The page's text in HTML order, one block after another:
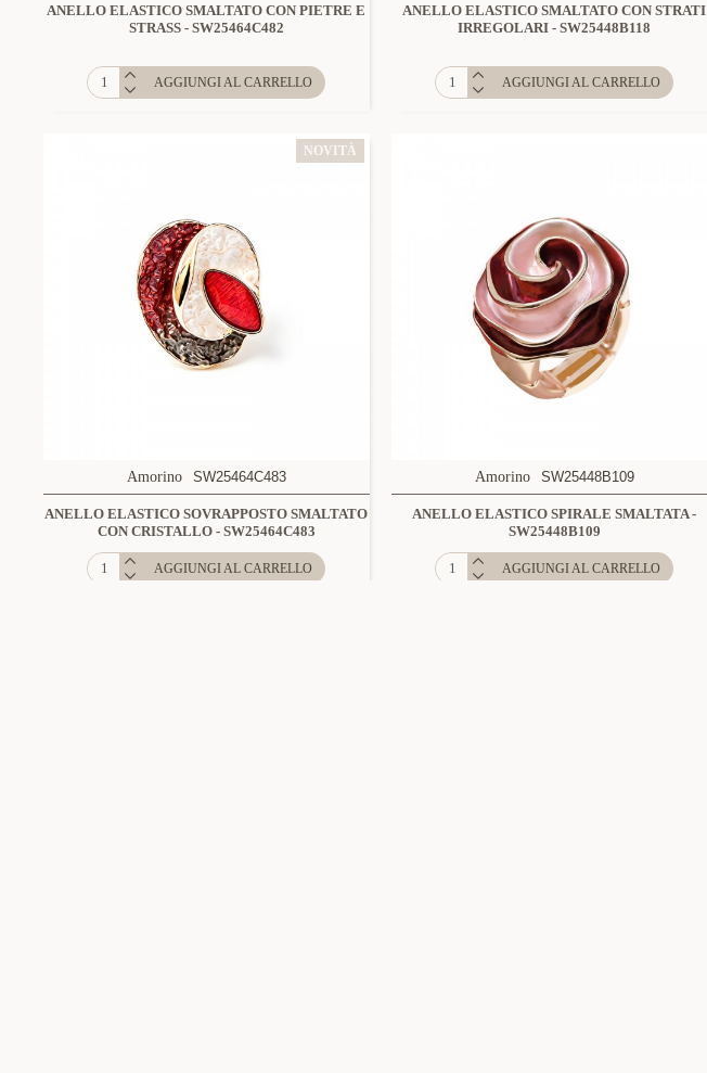
ANELLO ELASTICO SMALTATO CON PIETRE E
STRASS - SW25464C482
AGGIUNGI AL CARRELLO
ANELLO ELASTICO SMALTATO CON STRATI
IRREGOLARI - SW25448B118
AGGIUNGI AL CARRELLO
NOVITÀ
Amorino SW25464C483
ANELLO ELASTICO SOVRAPPOSTO SMALTATO
CON CRISTALLO - SW25464C483
AGGIUNGI AL CARRELLO
Amorino SW25448B109
ANELLO ELASTICO SPIRALE SMALTATA -
SW25448B109
AGGIUNGI AL CARRELLO